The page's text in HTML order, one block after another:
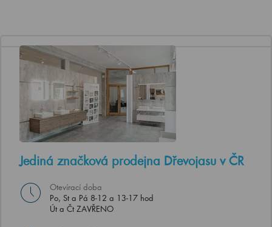
Jediná značková prodejna Dřevojasu v ČR
Otevírací doba
Po, St a Pá 8-12 a 13-17 hod
Út a Čt ZAVŘENO